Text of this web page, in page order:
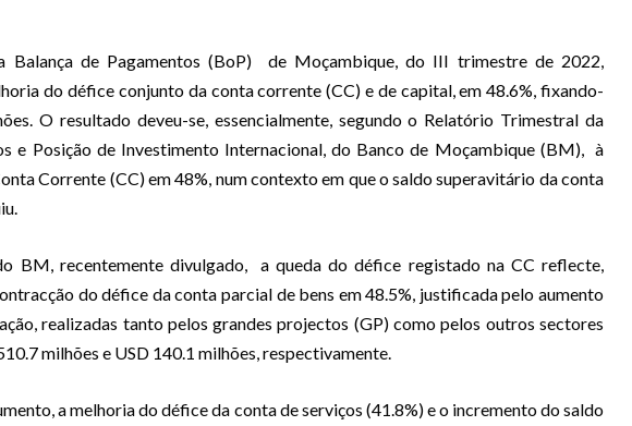
Balança de Pagamentos (BoP) de Moçambique, do III trimestre de 2022,
do défice conjunto da conta corrente (CC) e de capital, em 48.6%, fixando-
O resultado deveu-se, essencialmente, segundo o Relatório Trimestral da
e Posição de Investimento Internacional, do Banco de Moçambique (BM), à
Corrente (CC) em 48%, num contexto em que o saldo superavitário da conta
BM, recentemente divulgado, a queda do défice registado na CC reflecte,
do défice da conta parcial de bens em 48.5%, justificada pelo aumento
realizadas tanto pelos grandes projectos (GP) como pelos outros sectores
milhões e USD 140.1 milhões, respectivamente.
a melhoria do défice da conta de serviços (41.8%) e o incremento do saldo